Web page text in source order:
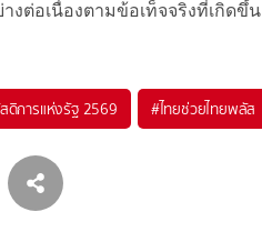
งต่อเนื่องตามข้อเท็จจริงที่เกิดขึ้น
ดิการแห่งรัฐ 2569 #ไทยช่วยไทยพลัส